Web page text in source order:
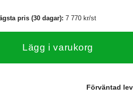
pris (30 dagar):7 770 kr/st
Lägg i varukorg
Förväntad